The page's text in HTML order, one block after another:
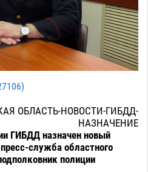
)
ОБЛАСТЬ-НОВОСТИ-ГИБДД-
НАЗНАЧЕНИЕ
ГИБДД назначен новый
служба областного
полиции